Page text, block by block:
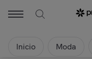
Inicio Moda